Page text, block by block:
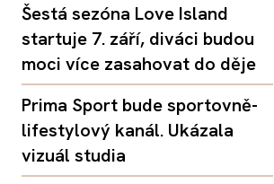
Šestá sezóna Love Island
startuje 7. září, diváci budou
moci více zasahovat do děje
Prima Sport bude sportovně-
lifestylový kanál. Ukázala
vizuál studia